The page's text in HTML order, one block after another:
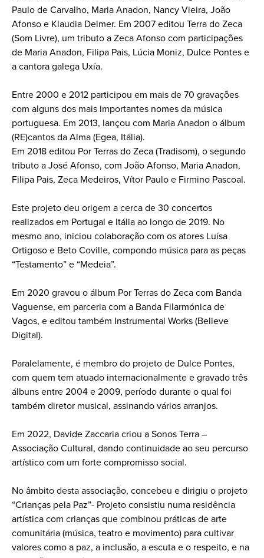
Paulo de Carvalho, Maria Anadon, Nancy Vieira, João
Afonso e Klaudia Delmer. Em 2007 editou Terra do Zeca
(Som Livre), um tributo a Zeca Afonso com participações
de Maria Anadon, Filipa Pais, Lúcia Moniz, Dulce Pontes e
a cantora galega Uxía.
Entre 2000 e 2012 participou em mais de 70 gravações
com alguns dos mais importantes nomes da música
portuguesa. Em 2013, lançou com Maria Anadon o álbum
(RE)cantos da Alma (Egea, Itália).
Em 2018 editou Por Terras do Zeca (Tradisom), o segundo
tributo a José Afonso, com João Afonso, Maria Anadon,
Filipa Pais, Zeca Medeiros, Vítor Paulo e Firmino Pascoal.
Este projeto deu origem a cerca de 30 concertos
realizados em Portugal e Itália ao longo de 2019. No
mesmo ano, iniciou colaboração com os atores Luísa
Ortigoso e Beto Coville, compondo música para as peças
“Testamento” e “Medeia”.
Em 2020 gravou o álbum Por Terras do Zeca com Banda
Vaguense, em parceria com a Banda Filarmónica de
Vagos, e editou também Instrumental Works (Believe
Digital).
Paralelamente, é membro do projeto de Dulce Pontes,
com quem tem atuado internacionalmente e gravado três
álbuns entre 2004 e 2009, período durante o qual foi
também diretor musical, assinando vários arranjos.
Em 2022, Davide Zaccaria criou a Sonos Terra –
Associação Cultural, dando continuidade ao seu percurso
artístico com um forte compromisso social.
No âmbito desta associação, concebeu e dirigiu o projeto
“Crianças pela Paz”- Projeto consistiu numa residência
artística com crianças que combinou práticas de arte
comunitária (música, teatro e movimento) para cultivar
valores como a paz, a inclusão, a escuta e o respeito, e na